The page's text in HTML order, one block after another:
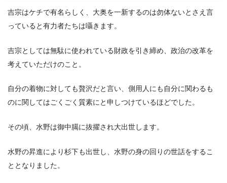
吉宗はケチで有名らしく、大奥を一新するのは勿体ないとさえ言
っていると有力者たちは囁きます。
吉宗としては無駄に使われている財政を引き締め、政治の改革を
考えていただけのこと。
自分の着物に対しても贅沢だと言い、側用人にも自分に関わるも
のに関してはごくごく質素にと申しつけているほどでした。
その頃、水野は御中臈に抜擢され大出世します。
水野の昇進により杉下も出世し、水野の身の回りの世話をするこ
ととなりました。